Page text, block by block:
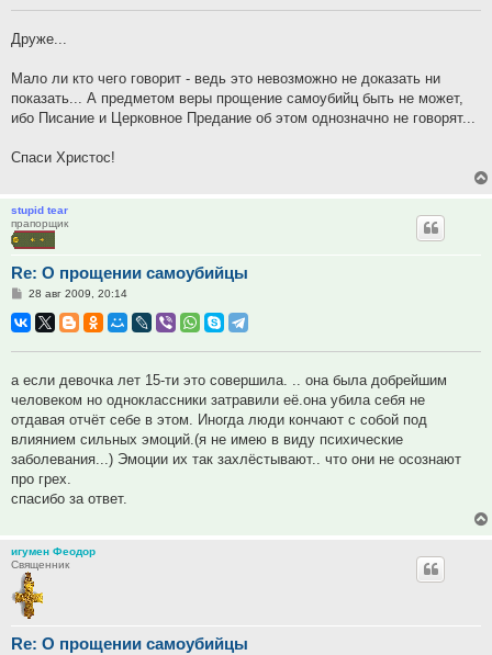
Друже...
Мало ли кто чего говорит - ведь это невозможно не доказать ни
показать... А предметом веры прощение самоубийц быть не может,
ибо Писание и Церковное Предание об этом однозначно не говорят...
Спаси Христос!
stupid tear
прапорщик
Re: О прощении самоубийцы
Сообщение
28 авг 2009, 20:14
а если девочка лет 15-ти это совершила. .. она была добрейшим
человеком но одноклассники затравили её.она убила себя не
отдавая отчёт себе в этом. Иногда люди кончают с собой под
влиянием сильных эмоций.(я не имею в виду психические
заболевания...) Эмоции их так захлёстывают.. что они не осознают
про грех.
спасибо за ответ.
игумен Феодор
Священник
Re: О прощении самоубийцы